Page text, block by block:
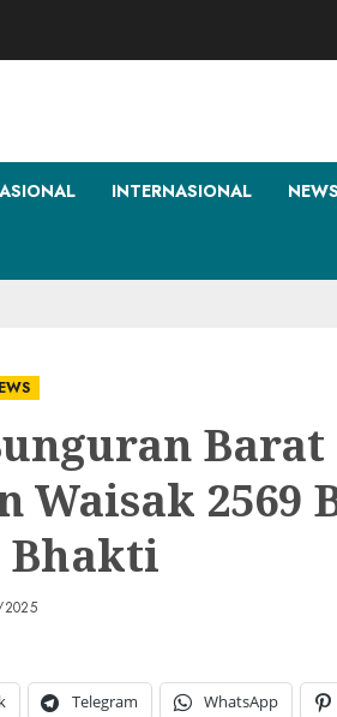
INTERNASIONAL NEWS
Waisak 2569
Bhakti
Telegram WhatsApp